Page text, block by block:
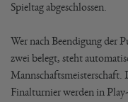
Spieltag abgeschlossen.
Wer nach Beendigung der
zwei belegt, steht
Mannschaftsmeisterschaft.
Finalturnier werden in